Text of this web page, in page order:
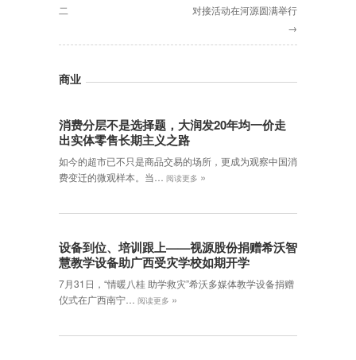
二
对接活动在河源圆满举行
→
商业
消费分层不是选择题，大润发20年均一价走
出实体零售长期主义之路
如今的超市已不只是商品交易的场所，更成为观察中国消
费变迁的微观样本。当…
阅读更多 »
设备到位、培训跟上——视源股份捐赠希沃智
慧教学设备助广西受灾学校如期开学
7月31日，“情暖八桂 助学救灾”希沃多媒体教学设备捐赠
仪式在广西南宁…
阅读更多 »